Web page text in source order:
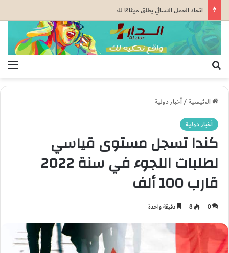
اتحاد العمل النسائي يطلق ميثاقاً للمساواة قبيل الاستحقاقات الانتخابية
الرئيسية/أخبار دولية
أخبار دولية
كندا تسجل مستوى قياسي
لطلبات اللجوء في سنة 2022
قارب 100 ألف
0
8 دقيقة واحدة